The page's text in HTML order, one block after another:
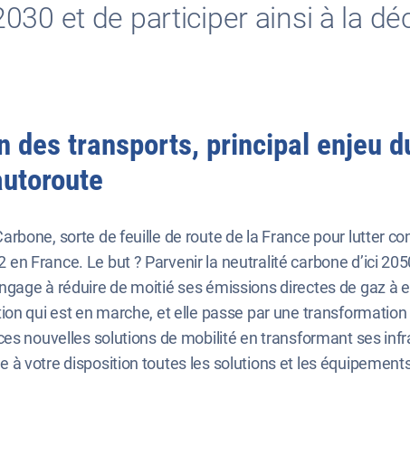
et de participer ainsi à la
des transports, principal enjeu
sorte de feuille de route de la France pour lutter
en France. Le but ? Parvenir la neutralité carbone d’ici
à réduire de moitié ses émissions directes de gaz à
qui est en marche, et elle passe par une
nouvelles solutions de mobilité en transformant ses
à votre disposition toutes les solutions et les